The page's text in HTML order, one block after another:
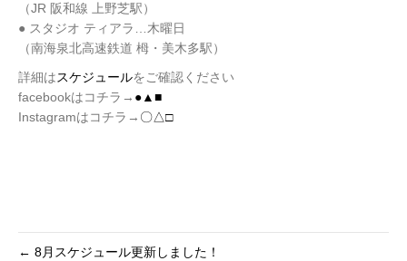
（JR 阪和線 上野芝駅）
● スタジオ ティアラ…木曜日
（南海泉北高速鉄道 栂・美木多駅）
詳細はスケジュールをご確認ください
facebookはコチラ→ ●▲■
Instagramはコチラ→ 〇△□
← 8月スケジュール更新しました！